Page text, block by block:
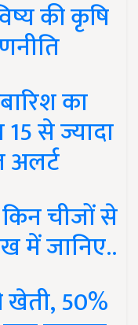
की कृषि
का
से ज्यादा
अलर्ट
चीजों से
में जानिए..
50%